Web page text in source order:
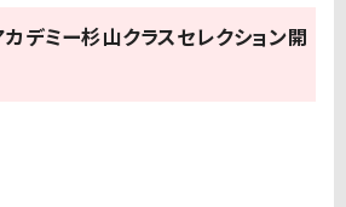
デミー杉山クラスセレクション開